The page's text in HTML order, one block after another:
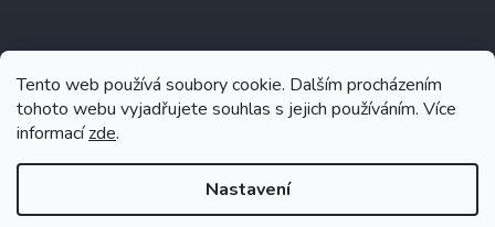
Tento web používá soubory cookie. Dalším procházením
tohoto webu vyjadřujete souhlas s jejich používáním. Více
informacízde.
Nastavení
Sledovat na Instagramu